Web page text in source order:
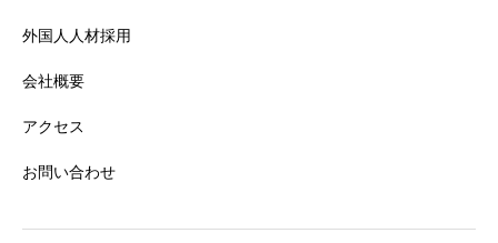
外国人人材採用
会社概要
アクセス
お問い合わせ